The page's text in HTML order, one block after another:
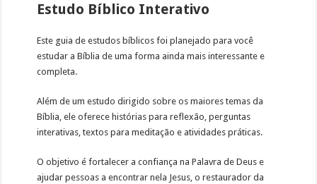
Estudo Bíblico Interativo
Este guia de estudos bíblicos foi planejado para você
estudar a Bíblia de uma forma ainda mais interessante e
completa.
Além de um estudo dirigido sobre os maiores temas da
Bíblia, ele oferece histórias para reflexão, perguntas
interativas, textos para meditação e atividades práticas.
O objetivo é fortalecer a confiança na Palavra de Deus e
ajudar pessoas a encontrar nela Jesus, o restaurador da